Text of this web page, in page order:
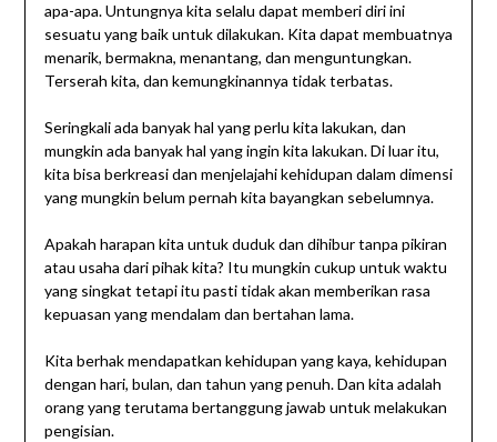
apa-apa. Untungnya kita selalu dapat memberi diri ini
sesuatu yang baik untuk dilakukan. Kita dapat membuatnya
menarik, bermakna, menantang, dan menguntungkan.
Terserah kita, dan kemungkinannya tidak terbatas.
Seringkali ada banyak hal yang perlu kita lakukan, dan
mungkin ada banyak hal yang ingin kita lakukan. Di luar itu,
kita bisa berkreasi dan menjelajahi kehidupan dalam dimensi
yang mungkin belum pernah kita bayangkan sebelumnya.
Apakah harapan kita untuk duduk dan dihibur tanpa pikiran
atau usaha dari pihak kita? Itu mungkin cukup untuk waktu
yang singkat tetapi itu pasti tidak akan memberikan rasa
kepuasan yang mendalam dan bertahan lama.
Kita berhak mendapatkan kehidupan yang kaya, kehidupan
dengan hari, bulan, dan tahun yang penuh. Dan kita adalah
orang yang terutama bertanggung jawab untuk melakukan
pengisian.